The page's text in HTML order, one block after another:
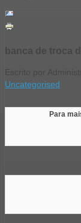
banca de troca
Uncategorised
Para